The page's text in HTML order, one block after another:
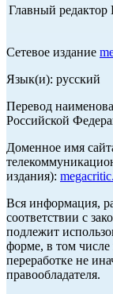
Главный
Сетевое издание
Язык(и): русский
Перевод
Российской
Доменное имя
издания):
Вся информация,
соответствии с
подлежит
форме, в том
переработке не
правообладателя.